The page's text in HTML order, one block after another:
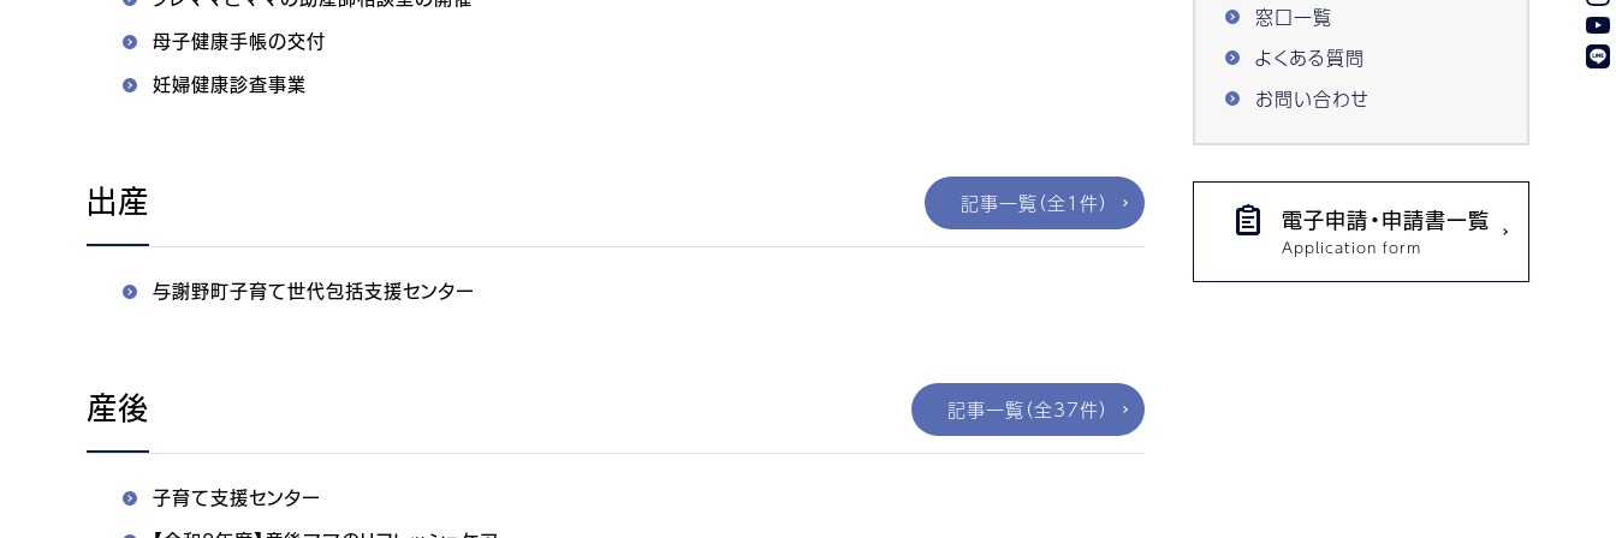
母子健康手帳の交付
妊婦健康診査事業
出産 記事一覧（全1件）
与謝野町子育て世代包括支援センター
産後 記事一覧（全37件）
子育て支援センター
窓口一覧
よくある質問
お問い合わせ
電子申請・申請書一覧